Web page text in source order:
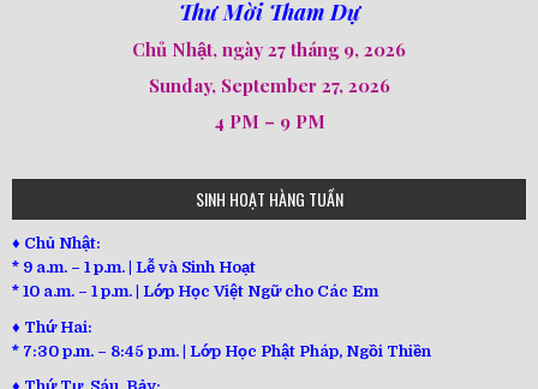
Thư Mời Tham Dự
Chủ Nhật, ngày 27 tháng 9, 2026
Sunday, September 27, 2026
4 PM – 9 PM
SINH HOẠT HÀNG TUẦN
♦ Chủ Nhật:
* 9 a.m. – 1 p.m. | Lễ và Sinh Hoạt
* 10 a.m. – 1 p.m. | Lớp Học Việt Ngữ cho Các Em
♦ Thứ Hai:
* 7:30 p.m. – 8:45 p.m. | Lớp Học Phật Pháp, Ngồi Thiền